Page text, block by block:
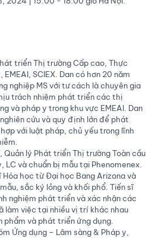
triển Thị trường Cấp cao, Thực
SCIEX. Dan có hơn 20 năm
nghiệp MS với tư cách là chuyên gia
trách nhiệm phát triển các thị
và pháp y trong khu vực EMEAI. Dan
cứu và quy định lớn để phát
với luật pháp, chủ yếu trong lĩnh
Quản lý Phát triển Thị trường Toàn cầu
và chuẩn bị mẫu tại Phenomenex.
Hóa học từ Đại học Bang Arizona và
sắc ký lỏng và khối phổ. Tiến sĩ
nghiệm phát triển và xác nhận các
làm việc tại nhiều vị trí khác nhau
và phát triển ứng dụng.
Ứng dụng – Lâm sàng & Pháp y,